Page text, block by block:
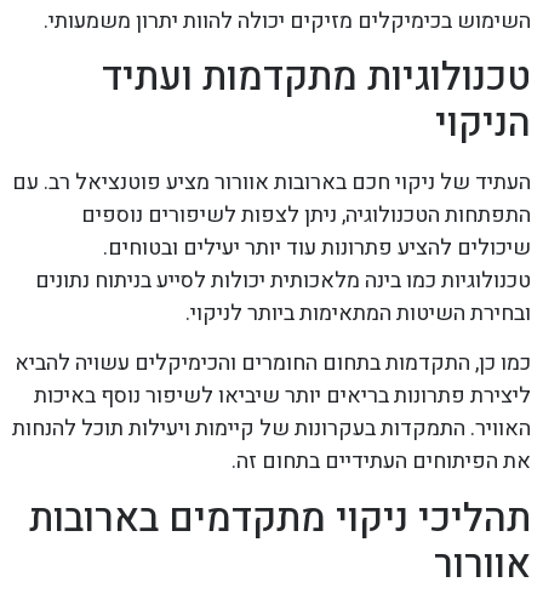
השימוש בכימיקלים מזיקים יכולה להוות יתרון משמעותי.
טכנולוגיות מתקדמות ועתיד
הניקוי
העתיד של ניקוי חכם בארובות אוורור מציע פוטנציאל רב. עם
התפתחות הטכנולוגיה, ניתן לצפות לשיפורים נוספים
שיכולים להציע פתרונות עוד יותר יעילים ובטוחים.
טכנולוגיות כמו בינה מלאכותית יכולות לסייע בניתוח נתונים
ובחירת השיטות המתאימות ביותר לניקוי.
כמו כן, התקדמות בתחום החומרים והכימיקלים עשויה להביא
ליצירת פתרונות בריאים יותר שיביאו לשיפור נוסף באיכות
האוויר. התמקדות בעקרונות של קיימות ויעילות תוכל להנחות
את הפיתוחים העתידיים בתחום זה.
תהליכי ניקוי מתקדמים בארובות
אוורור